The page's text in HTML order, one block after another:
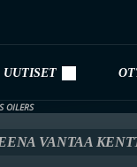
UUTISET
OILERS
VANTAA